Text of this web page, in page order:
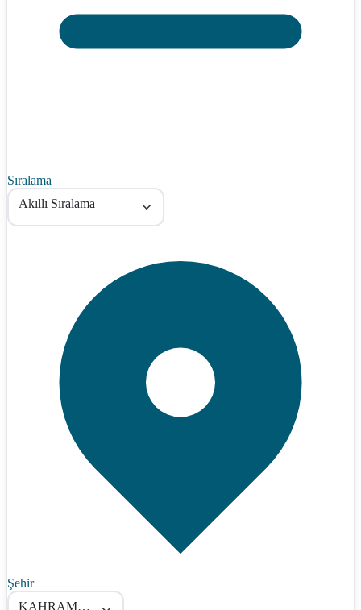
Sıralama
Akıllı Sıralama
Şehir
KAHRAMANMARAŞ